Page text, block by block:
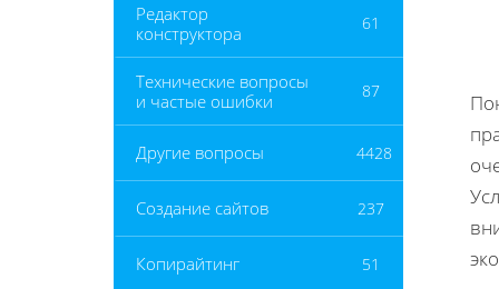
Редактор
конструктора
61
Технические вопросы
и частые ошибки
87
Другие вопросы 4428
Создание сайтов 237
Копирайтинг 51